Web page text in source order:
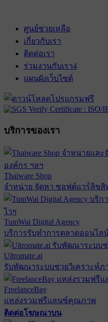
ศูนย์ช่วยเหลือ
เกี่ยวกับเรา
ติดต่อเรา
ร่วมงานกับเรา4
แผนผังเว็บไซต์
บริการของเรา
Thaiware Shop
จำหน่าย จัดหา ซอฟต์แวร์ลิขสิ
TumWai Digital Agency
บริการรับทำการตลาดออนไล
Ultromate.ai
รับพัฒนาระบบช่วยวิเคราะห์ภ
FreelanceBay
แหล่งรวมฟรีแลนซ์คุณภาพ
ติดต่อโฆษณาบน